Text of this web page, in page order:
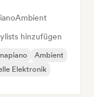
Ambient
hinzufügen
Ambient
Elektronik